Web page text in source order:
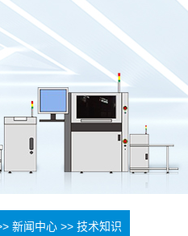
新闻中心 >> 技术知识